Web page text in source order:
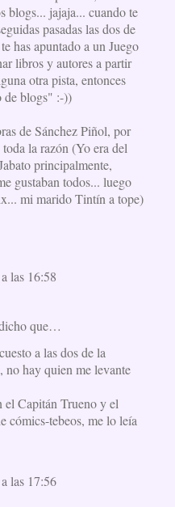
blogs... jajaja... cuando te
pasadas las dos de
has apuntado a un Juego
libros y autores a partir
otra pista, entonces
de blogs" :-))
de Sánchez Piñol, por
la razón (Yo era del
principalmente,
gustaban todos... luego
mi marido Tintín a tope)
las 16:58
que…
a las dos de la
no hay quien me levante
el Capitán Trueno y el
cómics-tebeos, me lo leía
las 17:56